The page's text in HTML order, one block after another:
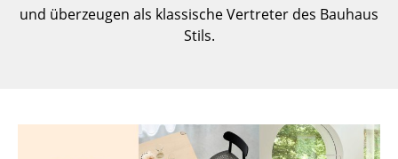
Wandregale
Beistell- & Rollcontainer
und überzeugen als klassische Vertreter des Bauhaus
Stils.